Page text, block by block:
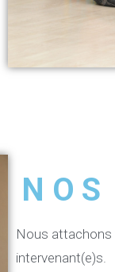
Nous
intervenant(e)s.